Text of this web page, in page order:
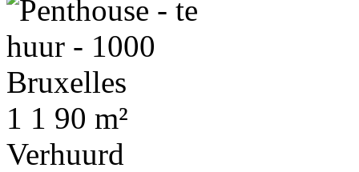
1 1 90 m²
Verhuurd